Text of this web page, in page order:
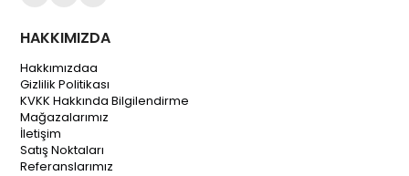
HAKKIMIZDA
Hakkımızdaa
Gizlilik Politikası
KVKK Hakkında Bilgilendirme
Mağazalarımız
İletişim
Satış Noktaları
Referanslarımız